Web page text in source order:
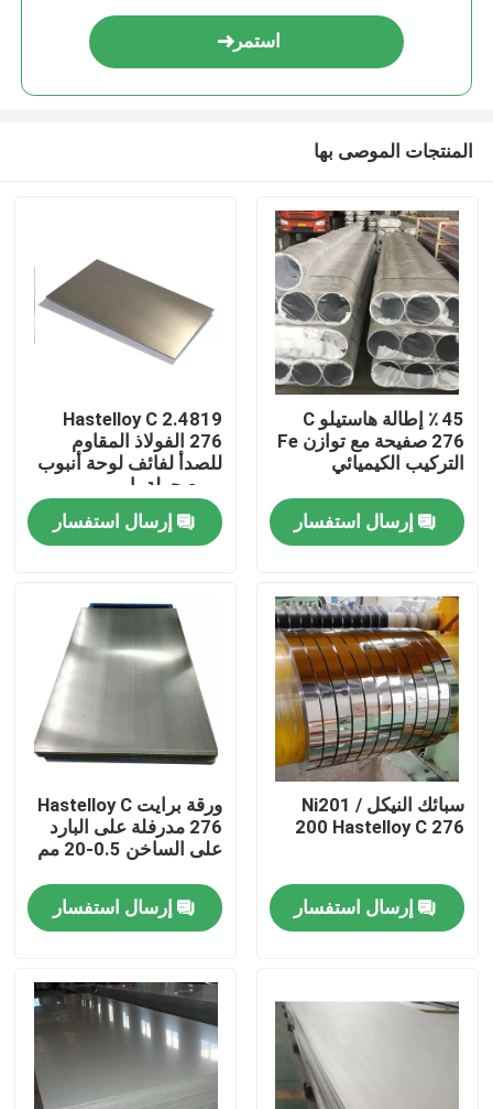
مسكن
منتجات
معلومات عنا
جولة في المعمل
مراقبة الجودة
اتصل بنا
مادة Inconel 600
استمر
المنتجات الموصى بها
45 ٪ إطالة هاستيلو C
276 صفيحة مع توازن Fe
التركيب الكيميائي
إرسال استفسار
2.4819 Hastelloy C
276 الفولاذ المقاوم
للصدأ لفائف لوحة أنبوب
مربع جولة بار
إرسال استفسار
سبائك النيكل Ni201 /
200 Hastelloy C 276
إرسال استفسار
ورقة برايت Hastelloy C
276 مدرفلة على البارد
على الساخن 0.5-20 مم
إرسال استفسار